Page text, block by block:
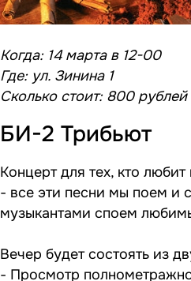
Когда: 14 марта в 12-00
Где: ул. Зинина 1
Сколько стоит: 800 рублей
БИ-2 Трибьют
Концерт для тех, кто
- все эти песни мы поем и
музыкантами споем
Вечер будет состоять из
- Просмотр